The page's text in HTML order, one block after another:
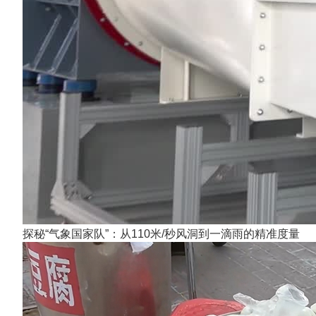
探秘“气象国家队”：从110米/秒风洞到一滴雨的精准度量